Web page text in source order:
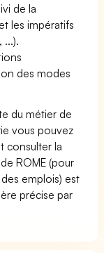
de la
les impératifs
...).
des modes
du métier de
vous pouvez
consulter la
ROME (pour
emplois) est
précise par